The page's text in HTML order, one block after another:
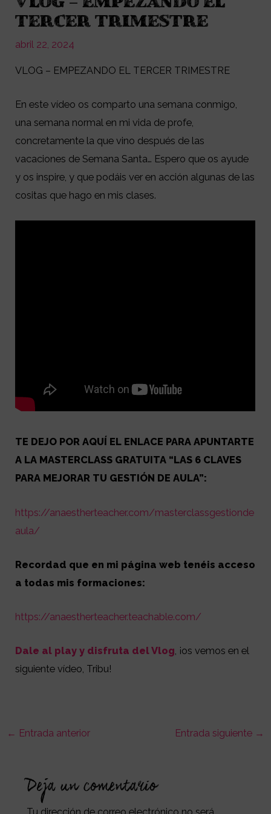
TERCER TRIMESTRE
abril 22, 2024
VLOG – EMPEZANDO EL TERCER TRIMESTRE
En este vídeo os comparto una semana conmigo,
una semana normal en mi vida de profe,
concretamente la que vino después de las
vacaciones de Semana Santa… Espero que os ayude
y os inspire, y que podáis ver en acción algunas de las
cositas que hago en mis clases.
TE DEJO POR AQUÍ EL ENLACE PARA APUNTARTE
A LA MASTERCLASS GRATUITA “LAS 6 CLAVES
PARA MEJORAR TU GESTIÓN DE AULA”:
https://anaestherteacher.com/masterclassgestionde
aula/
Recordad que en mi página web tenéis acceso
a todas mis formaciones:
https://anaestherteacher.teachable.com/
Dale al play y disfruta del Vlog, ¡os vemos en el
siguiente vídeo, Tribu!
← Entrada anterior Entrada siguiente →
Deja un comentario